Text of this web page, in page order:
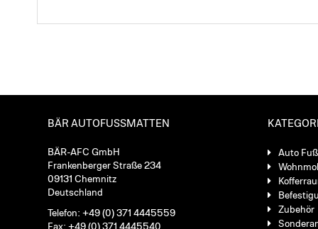
BÄR AUTOFUSSMATTEN
BÄR-AFC GmbH
Frankenberger Straße 234
09131 Chemnitz
Deutschland
Telefon: +49 (0) 371 4445559
Fax: +49 (0) 371 4445540
Auto
Zubehör